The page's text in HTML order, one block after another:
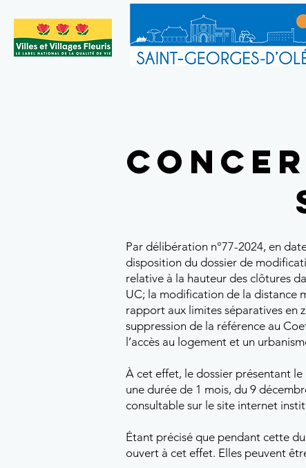
Par délibération n°77-2024, en
disposition du dossier de
relative à la hauteur des clôtures
UC; la modification de la distance
rapport aux limites séparatives en
suppression de la référence au
l’accès au logement et un
À cet effet, le dossier présentant
une durée de 1 mois, du 9
consultable sur le site internet
Étant précisé que pendant cette
ouvert à cet effet. Elles peuvent